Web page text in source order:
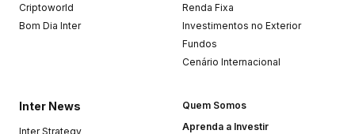
Criptoworld
Bom Dia Inter
Renda Fixa
Investimentos no Exterior
Fundos
Cenário Internacional
Inter News
Inter Strategy
Quem Somos
Aprenda a Investir